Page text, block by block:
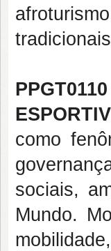
como
sociais,
Mundo.